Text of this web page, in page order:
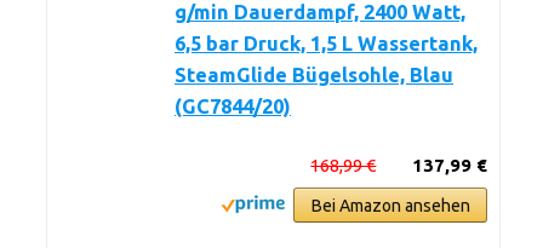
g/min Dauerdampf, 2400 Watt,
6,5 bar Druck, 1,5 L Wassertank,
SteamGlide Bügelsohle, Blau
(GC7844/20)
137,99 €
168,99 €
Bei Amazon ansehen